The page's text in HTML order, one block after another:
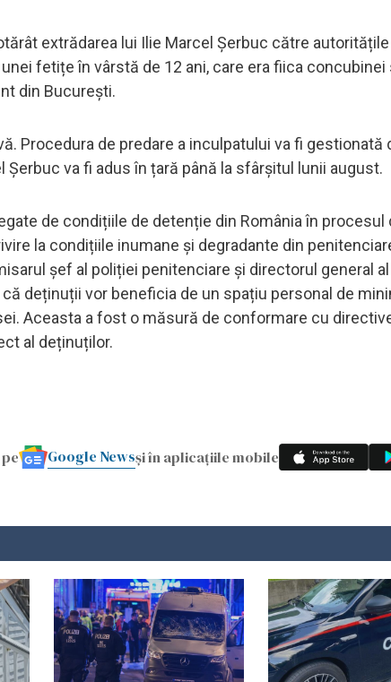
extrădarea lui Ilie Marcel Șerbuc către autoritățile
fetițe în vârstă de 12 ani, care era fiica concubinei
din București.
Procedura de predare a inculpatului va fi gestionată
va fi adus în țară până la sfârșitul lunii august.
de condițiile de detenție din România în procesul
la condițiile inumane și degradante din
șef al poliției penitenciare și directorul general al
deținuții vor beneficia de un spațiu personal de
Aceasta a fost o măsură de conformare cu
al deținuților.
Google Newsși în aplicațiile mobile